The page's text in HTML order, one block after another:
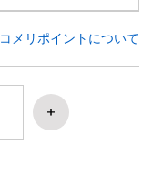
コメリポイントについて